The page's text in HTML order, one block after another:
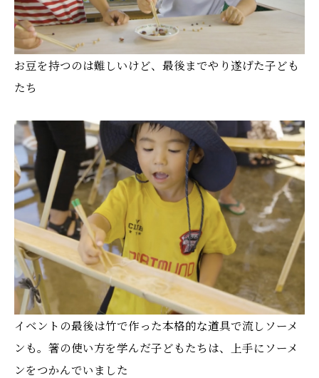
お豆を持つのは難しいけど、最後までやり遂げた子ども
たち
イベントの最後は竹で作った本格的な道具で流しソーメ
ンも。箸の使い方を学んだ子どもたちは、上手にソーメ
ンをつかんでいました